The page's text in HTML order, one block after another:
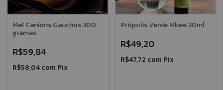
Mel Canions Gauchos 300
gramas
R$59,84
R$58,04com Pix
Própolis Verde Mbee 30ml
R$49,20
R$47,72 com Pix